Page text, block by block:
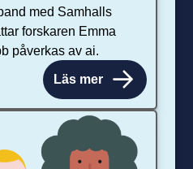
med Samhalls
forskaren Emma
påverkas av ai.
Läs mer